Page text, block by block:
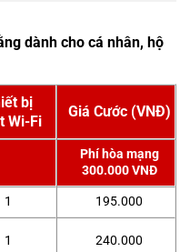
dành cho cá nhân, hộ
bị
Wi-Fi
Giá Cước (VNĐ)
Phí hòa mạng
300.000 VNĐ
1 195.000
1 240.000